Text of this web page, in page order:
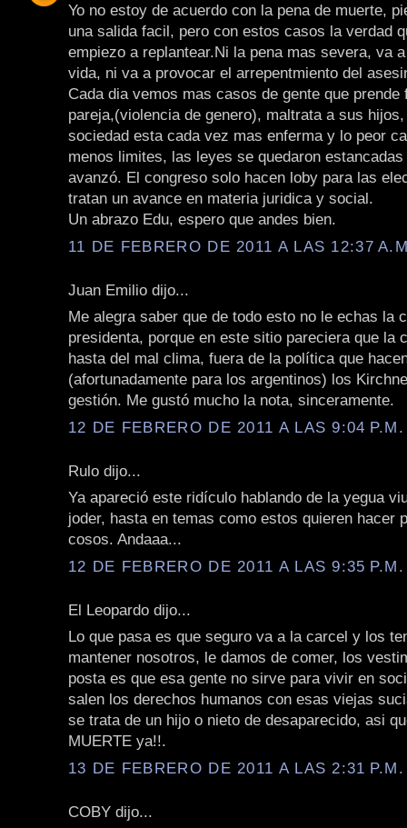
Yo no estoy de acuerdo con la pena de muerte,
una salida facil, pero con estos casos la verdad
empiezo a replantear.Ni la pena mas severa, va
vida, ni va a provocar el arrepentmiento del
Cada dia vemos mas casos de gente que prende
pareja,(violencia de genero), maltrata a sus
sociedad esta cada vez mas enferma y lo peor
menos limites, las leyes se quedaron
avanzó. El congreso solo hacen loby para las
tratan un avance en materia juridica y social.
Un abrazo Edu, espero que andes bien.
11 DE FEBRERO DE 2011 A LAS 12:37
Juan Emilio dijo...
Me alegra saber que de todo esto no le echas la
presidenta, porque en este sitio pareciera que la
hasta del mal clima, fuera de la política que
(afortunadamente para los argentinos) los
gestión. Me gustó mucho la nota, sinceramente.
12 DE FEBRERO DE 2011 A LAS 9:04 P.M.
Rulo dijo...
Ya apareció este ridículo hablando de la yegua
joder, hasta en temas como estos quieren hacer
cosos. Andaaa...
12 DE FEBRERO DE 2011 A LAS 9:35 P.M.
El Leopardo dijo...
Lo que pasa es que seguro va a la carcel y los
mantener nosotros, le damos de comer, los
posta es que esa gente no sirve para vivir en
salen los derechos humanos con esas viejas
se trata de un hijo o nieto de desaparecido, asi
MUERTE ya!!.
13 DE FEBRERO DE 2011 A LAS 2:31 P.M.
COBY dijo...